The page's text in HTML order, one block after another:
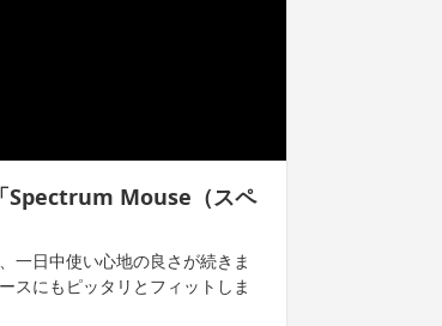
Spectrum Mouse（スペ
一日中使い心地の良さが続きま
スにもピッタリとフィットしま